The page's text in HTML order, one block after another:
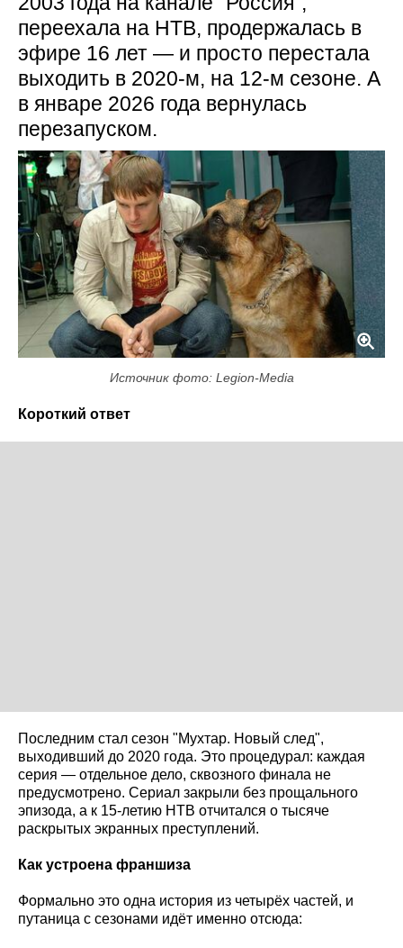
переехала на НТВ, продержалась в
эфире 16 лет — и просто перестала
выходить в 2020-м, на 12-м сезоне. А
в январе 2026 года вернулась
перезапуском.
Источник фото: Legion-Media
Короткий ответ
Последним стал сезон "Мухтар. Новый след",
выходивший до 2020 года. Это процедурал: каждая
серия — отдельное дело, сквозного финала не
предусмотрено. Сериал закрыли без прощального
эпизода, а к 15-летию НТВ отчитался о тысяче
раскрытых экранных преступлений.
Как устроена франшиза
Формально это одна история из четырёх частей, и
путаница с сезонами идёт именно отсюда: